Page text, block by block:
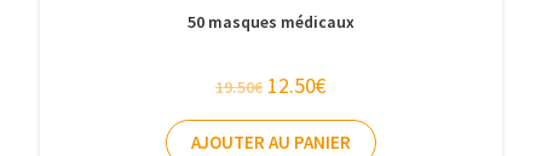
50 masques médicaux
19.50€ 12.50€
AJOUTER AU PANIER